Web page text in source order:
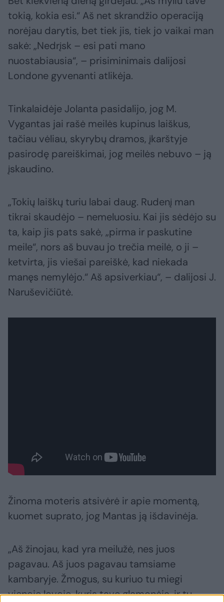
tokią, kokia esi.“ Aš net skrandžio operaciją
norėjau darytis, bet tiek jis, tiek jo vaikai man
sakė: „Nedrįsk – esi pati mano
nuostabiausia“, – prisiminimais dalijosi
Londone gyvenanti atlikėja.
Tinkalaidėje Jolanta pasidalijo, jog M.
Vygantas jai rašė meilės kupinus laiškus,
tačiau vėliau, skyrybų dramos, įkarštyje
pasirodę pareiškimai, jog meilės nebuvo – ją
įskaudino.
„Tokių laiškų turiu labai daug. Rudenį man
tikrai skaudėjo – nemeluosiu. Kai jis sėdėjo su
ta, kaip jis pats sakė, „pirma ir paskutine
meile“, nors aš buvau jo trečia meilė, o ji –
ketvirta, jis viešai pareiškė, kad niekada
manęs nemylėjo.“ Aš apsiverkiau“, – dalijosi J.
Naruševičiūtė.
Žinoma moteris atsivėrė ir apie momentą,
kuomet suprato, jog Mantas ją išdavinėja.
„Aš žinojau, kad yra meilužė, nes juos
pagavau. Aš juos pagavau tamsiame
kambaryje. Žmogus, su kuriuo tu miegi
vienoje lovoje, kuris tave glamonėja, ir tu